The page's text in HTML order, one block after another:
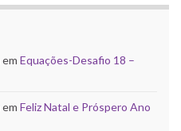
em Equações-Desafio 18 –
em Feliz Natal e Próspero Ano